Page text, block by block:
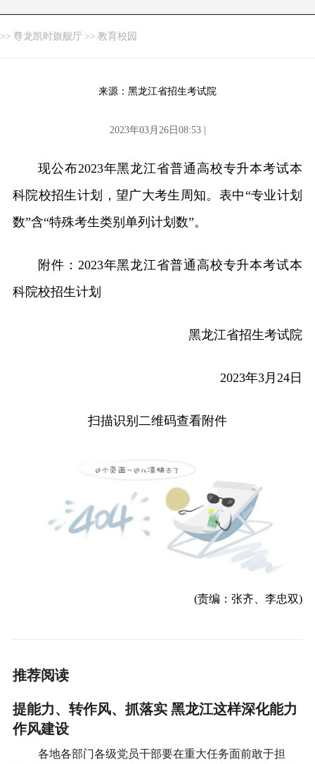
>> 尊龙凯时旗舰厅 >> 教育校园
来源：黑龙江省招生考试院
2023年03月26日08:53 |
现公布2023年黑龙江省普通高校专升本考试本
科院校招生计划，望广大考生周知。表中“专业计划
数”含“特殊考生类别单列计划数”。
附件：2023年黑龙江省普通高校专升本考试本
科院校招生计划
黑龙江省招生考试院
2023年3月24日
扫描识别二维码查看附件
(责编：张齐、李忠双)
推荐阅读
提能力、转作风、抓落实 黑龙江这样深化能力
作风建设
各地各部门各级党员干部要在重大任务面前敢于担